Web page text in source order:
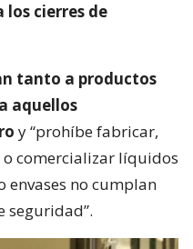
los cierres de
tanto a productos
aquellos
y “prohíbe fabricar,
comercializar líquidos
envases no cumplan
seguridad”.